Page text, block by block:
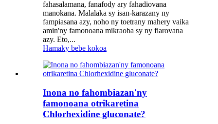
fahasalamana, fanafody ary fahadiovana
manokana. Malalaka sy isan-karazany ny
fampiasana azy, noho ny toetrany mahery vaika
amin'ny famonoana mikraoba sy ny fiarovana
azy. Eto,...
Hamaky bebe kokoa
Inona no fahombiazan'ny
famonoana otrikaretina
Chlorhexidine gluconate?